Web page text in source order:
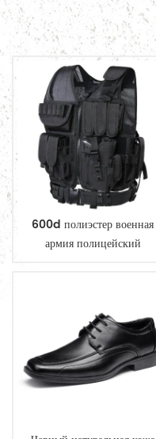
600d полиэстер военная
армия полицейский